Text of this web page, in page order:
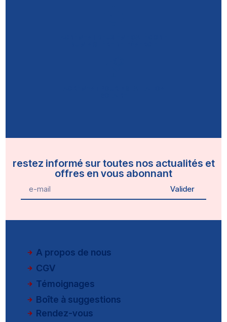
restez informé sur toutes nos actualités et
offres en vous abonnant
Valider
A propos de nous
CGV
Témoignages
Boîte à suggestions
Rendez-vous